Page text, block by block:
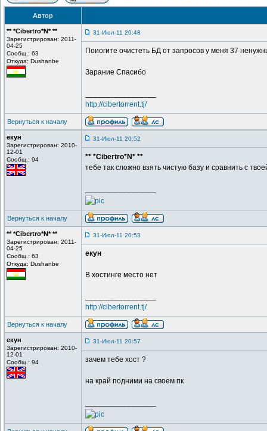
Автор
** *Cibertro*N* **
Зарегистрирован: 2011-
04-25
Сообщ.: 63
Откуда: Dushanbe
31-Июл-11 20:48
Поиогите очистеть БД от запросов у меня 37
Зарание Спасибо
http://cibertorrent.tj/
Вернуться к началу
екун
Зарегистрирован: 2010-
12-01
Сообщ.: 94
31-Июл-11 20:52
** *Cibertro*N* **
тебе так сложно взять чистую базу и сравнить с
Вернуться к началу
** *Cibertro*N* **
Зарегистрирован: 2011-
04-25
Сообщ.: 63
Откуда: Dushanbe
31-Июл-11 20:53
екун
В хостинге место нет
http://cibertorrent.tj/
Вернуться к началу
екун
Зарегистрирован: 2010-
12-01
Сообщ.: 94
31-Июл-11 20:57
зачем тебе хост ?
на край подними на своем пк